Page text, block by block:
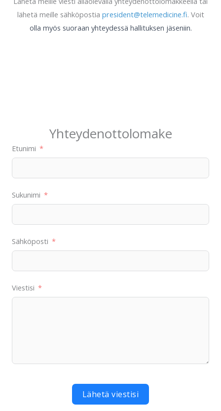
lähetä meille sähköpostia president@telemedicine.fi. Voit
olla myös suoraan yhteydessä hallituksen jäseniin.
Yhteydenottolomake
Etunimi
Sukunimi
Sähköposti
Viestisi
Lähetä viestisi